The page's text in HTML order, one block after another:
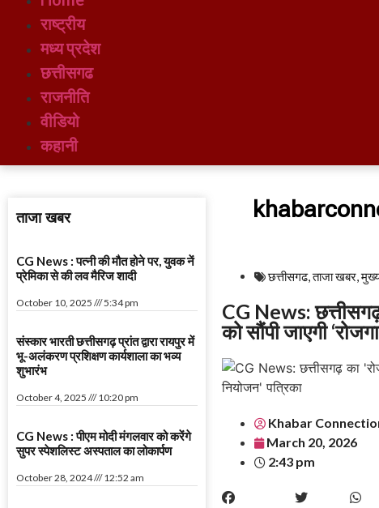
राष्ट्रीय
मध्य प्रदेश
छत्तीसगढ
राजनीति
वीडियो
कहानी
ताजा खबर
CG News : पत्नी की मौत होने पर, युवक नें
प्रेमिका से की लव मैरिज शादी
October 10, 2025 5:34 pm
संस्कार भारती छत्तीसगढ़ प्रांत द्वारा रायपुर में
भू-अलंकरण प्रशिक्षण कार्यशाला का भव्य
शुभारंभ
October 4, 2025 10:20 pm
CG News : पीएम मोदी मंगलवार को करेंगे
सुपर स्पेशलिस्ट अस्पताल का लोकार्पण
October 28, 2024 12:52 am
छत्तीसगढ,ताजा खबर,
CG News:
को सौंपी जाएगी
Khabar
March 20, 2026
2:43 pm